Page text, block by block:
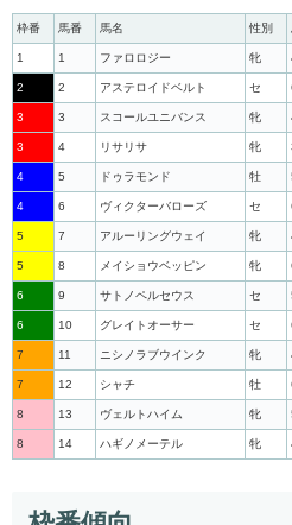
枠番 馬番 馬名 性別
1 1 ファロロジー 牝
2 2 アステロイドベルト セ
3 3 スコールユニバンス 牝
3 4 リサリサ 牝
4 5 ドゥラモンド 牡
4 6 ヴィクターバローズ セ
5 7 アルーリングウェイ 牝
5 8 メイショウベッピン 牝
6 9 サトノペルセウス セ
6 10 グレイトオーサー セ
7 11 ニシノラブウインク 牝
7 12 シャチ 牡
8 13 ヴェルトハイム 牝
8 14 ハギノメーテル 牝